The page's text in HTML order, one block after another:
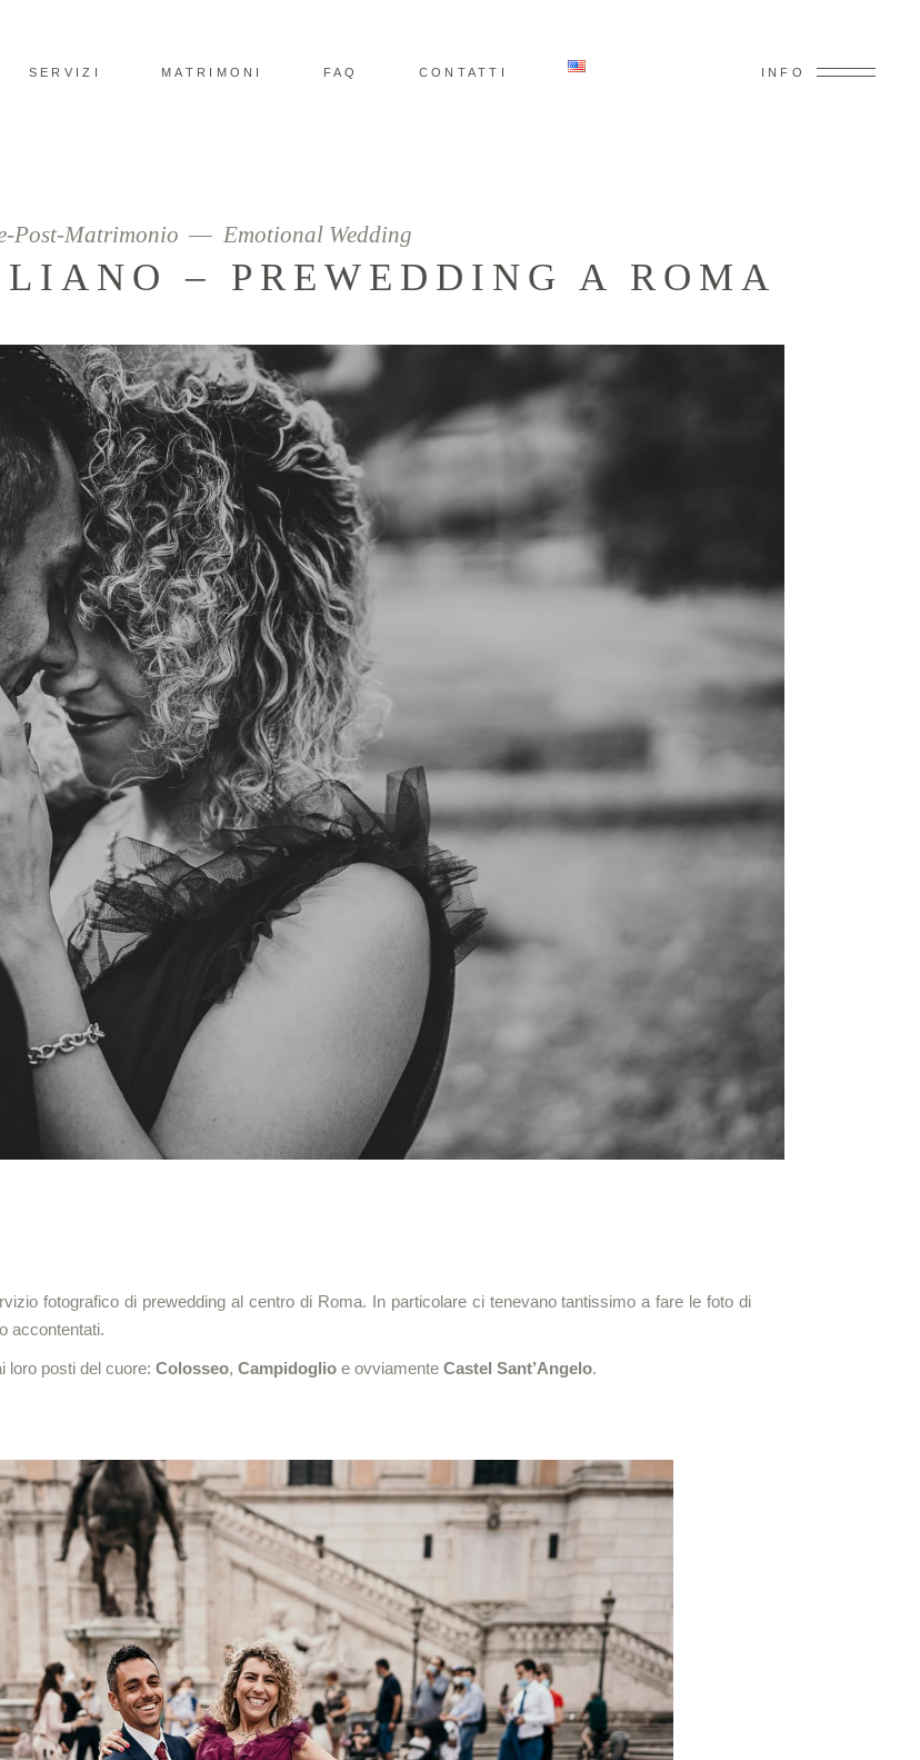
SERVIZI MATRIMONI FAQ CONTATTI INFO
Post-Matrimonio Emotional Wedding
– PREWEDDING A ROMA
fotografico di prewedding al centro di Roma. In particolare ci tenevano tantissimo a fare le foto di
accontentati.
loro posti del cuore: Colosseo, Campidoglio e ovviamente Castel Sant’Angelo.